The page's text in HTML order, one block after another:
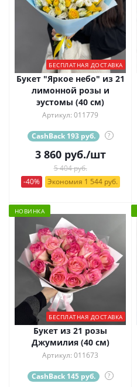
БЕСПЛАТНАЯ ДОСТАВКА
Букет "Яркое небо" из 21
лимонной розы и
эустомы (40 см)
Артикул: 011779
CashBack 193 руб. ?
3 860руб./шт
5 404 руб.
-40%
Экономия 1 544 руб.
НОВИНКА
БЕСПЛАТНАЯ ДОСТАВКА
Букет из 21 розы
Джумилия (40 см)
Артикул: 011673
CashBack 145 руб. ?